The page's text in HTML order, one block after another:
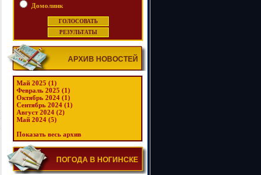
Домолинк
АРХИВ НОВОСТЕЙ
Май 2025 (1)
Февраль 2025 (1)
Октябрь 2024 (1)
Сентябрь 2024 (1)
Август 2024 (2)
Май 2024 (5)
Показать весь архив
ПОГОДА В НОГИНСКЕ